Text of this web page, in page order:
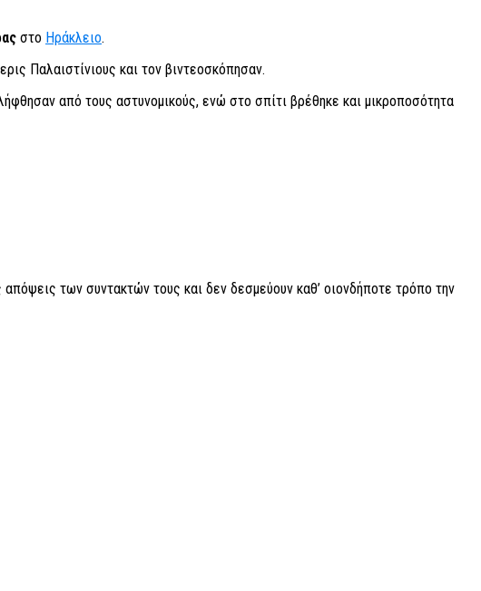
στο Ηράκλειο.
Παλαιστίνιους και τον βιντεοσκόπησαν.
από τους αστυνομικούς, ενώ στο σπίτι βρέθηκε και μικροποσότητα
των συντακτών τους και δεν δεσμεύουν καθ’ οιονδήποτε τρόπο την